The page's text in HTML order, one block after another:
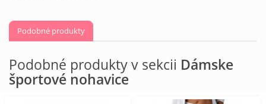
Podobné produkty
Podobné produkty v sekcii Dámske
športové nohavice